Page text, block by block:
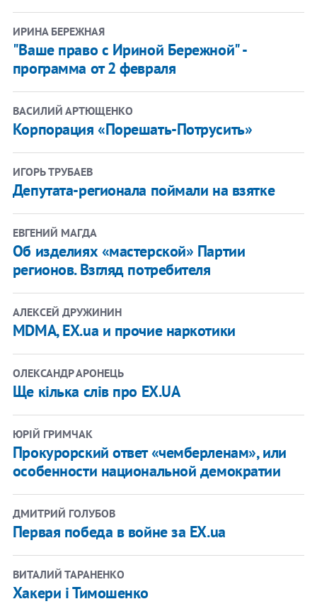
ИРИНА БЕРЕЖНАЯ
"Ваше право с Ириной Бережной" -
программа от 2 февраля
ВАСИЛИЙ АРТЮЩЕНКО
Корпорация «Порешать-Потрусить»
ИГОРЬ ТРУБАЕВ
Депутата-регионала поймали на взятке
ЕВГЕНИЙ МАГДА
Об изделиях «мастерской» Партии
регионов. Взгляд потребителя
АЛЕКСЕЙ ДРУЖИНИН
MDMA, EX.ua и прочие наркотики
ОЛЕКСАНДР АРОНЕЦЬ
Ще кілька слів про EX.UA
ЮРІЙ ГРИМЧАК
Прокурорский ответ «чемберленам», или
особенности национальной демократии
ДМИТРИЙ ГОЛУБОВ
Первая победа в войне за EX.ua
ВИТАЛИЙ ТАРАНЕНКО
Хакери і Тимошенко